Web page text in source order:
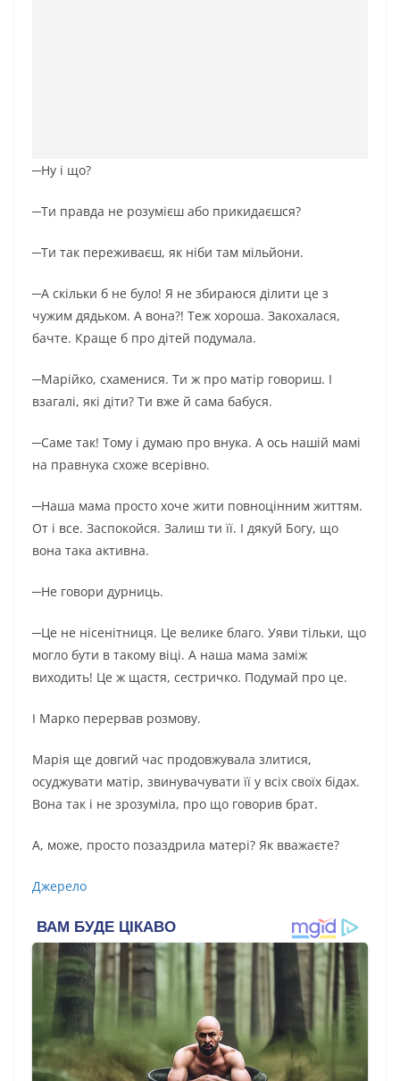
─Ну і що?
─Ти правда не розумієш або прикидаєшся?
─Ти так переживаєш, як ніби там мільйони.
─А скільки б не було! Я не збираюся ділити це з
чужим дядьком. А вона?! Теж хороша. Закохалася,
бачте. Краще б про дітей подумала.
─Марійко, схаменися. Ти ж про матір говориш. І
взагалі, які діти? Ти вже й сама бабуся.
─Саме так! Тому і думаю про внука. А ось нашій мамі
на правнука схоже всерівно.
─Наша мама просто хоче жити повноцінним життям.
От і все. Заспокойся. Залиш ти її. І дякуй Богу, що
вона така активна.
─Не говори дурниць.
─Це не нісенітниця. Це велике благо. Уяви тільки, що
могло бути в такому віці. А наша мама заміж
виходить! Це ж щастя, сестричко. Подумай про це.
І Марко перервав розмову.
Марія ще довгий час продовжувала злитися,
осуджувати матір, звинувачувати її у всіх своїх бідах.
Вона так і не зрозуміла, про що говорив брат.
А, може, просто позаздрила матері? Як вважаєте?
Джерело